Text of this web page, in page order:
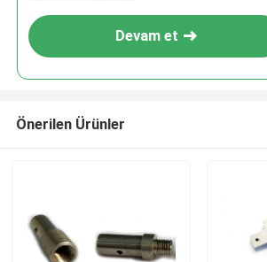
Devam et
Önerilen Ürünler